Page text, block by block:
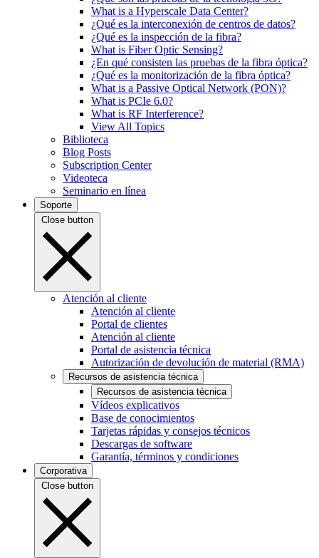
What is a Hyperscale Data Center?
¿Qué es la interconexión de centros de datos?
¿Qué es la inspección de la fibra?
What is Fiber Optic Sensing?
¿En qué consisten las pruebas de la fibra óptica?
¿Qué es la monitorización de la fibra óptica?
What is a Passive Optical Network (PON)?
What is PCIe 6.0?
What is RF Interference?
View All Topics
Biblioteca
Blog Posts
Subscription Center
Videoteca
Seminario en línea
Soporte
Close button
Atención al cliente
Atención al cliente
Portal de clientes
Atención al cliente
Portal de asistencia técnica
Autorización de devolución de material (RMA)
Recursos de asistencia técnica
Recursos de asistencia técnica
Vídeos explicativos
Base de conocimientos
Tarjetas rápidas y consejos técnicos
Descargas de software
Garantía, términos y condiciones
Corporativa
Close button